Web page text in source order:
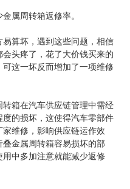
属周转箱返修率。
算坏，遇到这些问题，相信
头疼了，花了大价钱买来的
这一坏反而增加了一项维修
箱在汽车供应链管理中需经
的损坏，这使得汽车零部件
维修，影响供应链运作效
金属周转箱容易损坏的部
中多加注意就能减少返修